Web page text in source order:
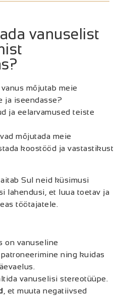
vanuselist
mõjutab meie
ja iseendasse?
ja eelarvamused teiste
mõjutada meie
koostööd ja vastastikust
aitab Sul neid küsimusi
lahendusi, et luua toetav ja
töötajatele.
on vanuseline
ning kuidas
vanuselisi stereotüüpe.
, et muuta negatiivsed